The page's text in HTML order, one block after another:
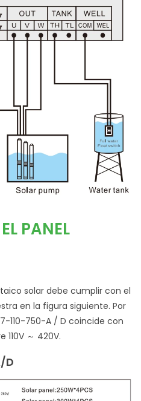
PANEL
solar debe cumplir con el
en la figura siguiente. Por
110-750-A / D coincide con
～ 420V.
D